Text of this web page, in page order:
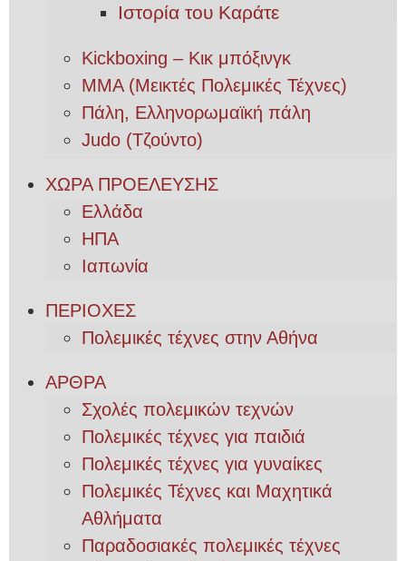
Ιστορία του Καράτε
Kickboxing – Κικ μπόξινγκ
MMA (Μεικτές Πολεμικές Τέχνες)
Πάλη, Ελληνορωμαϊκή πάλη
Judo (Τζούντο)
ΧΩΡΑ ΠΡΟΕΛΕΥΣΗΣ
Ελλάδα
ΗΠΑ
Ιαπωνία
ΠΕΡΙΟΧΕΣ
Πολεμικές τέχνες στην Αθήνα
ΑΡΘΡΑ
Σχολές πολεμικών τεχνών
Πολεμικές τέχνες για παιδιά
Πολεμικές τέχνες για γυναίκες
Πολεμικές Τέχνες και Μαχητικά
Αθλήματα
Παραδοσιακές πολεμικές τέχνες